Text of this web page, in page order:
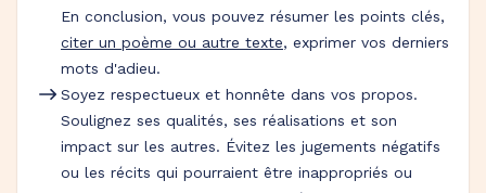
En conclusion, vous pouvez résumer les points clés,
citer un poème ou autre texte, exprimer vos derniers
mots d'adieu.
Soyez respectueux et honnête dans vos propos.
Soulignez ses qualités, ses réalisations et son
impact sur les autres. Évitez les jugements négatifs
ou les récits qui pourraient être inappropriés ou